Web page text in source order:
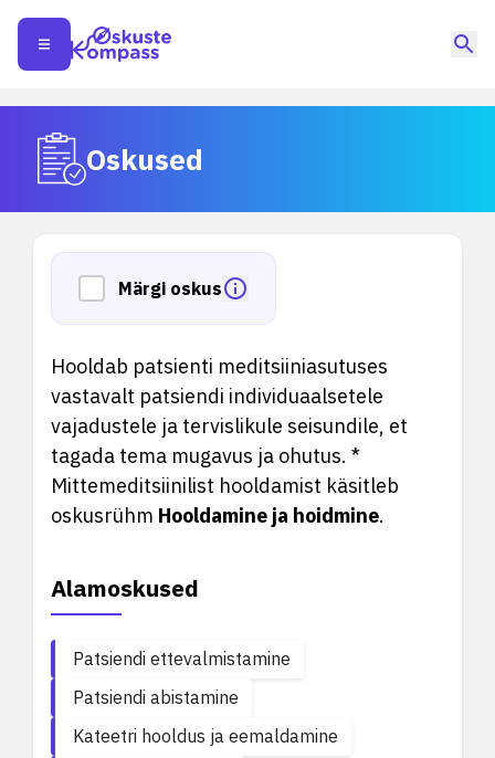
Oskused
Märgi oskus
Hooldab patsienti meditsiiniasutuses
vastavalt patsiendi individuaalsetele
vajadustele ja tervislikule seisundile, et
tagada tema mugavus ja ohutus. *
Mittemeditsiinilist hooldamist käsitleb
oskusrühm Hooldamine ja hoidmine.
Alamoskused
Patsiendi ettevalmistamine
Patsiendi abistamine
Kateetri hooldus ja eemaldamine